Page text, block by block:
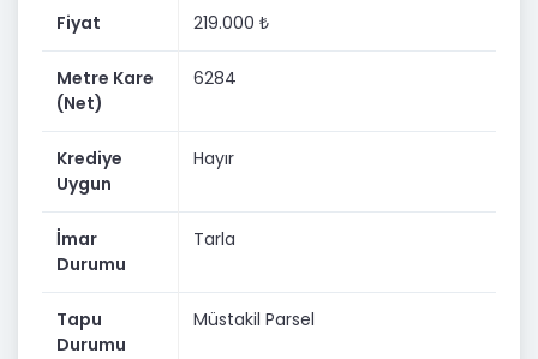
Fiyat 219.000 ₺
Metre Kare
(Net)
6284
Krediye
Uygun
Hayır
İmar
Durumu
Tarla
Tapu
Durumu
Müstakil Parsel